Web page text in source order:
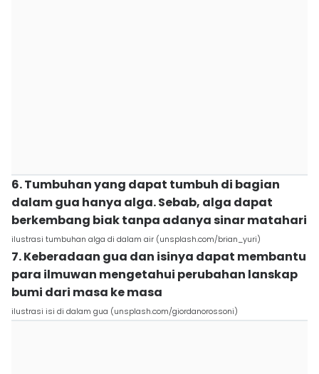
6. Tumbuhan yang dapat tumbuh di bagian
dalam gua hanya alga. Sebab, alga dapat
berkembang biak tanpa adanya sinar matahari
ilustrasi tumbuhan alga di dalam air (unsplash.com/brian_yuri)
7. Keberadaan gua dan isinya dapat membantu
para ilmuwan mengetahui perubahan lanskap
bumi dari masa ke masa
ilustrasi isi di dalam gua (unsplash.com/giordanorossoni)